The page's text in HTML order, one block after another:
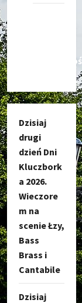
Dzisiaj
drugi
dzień Dni
Kluczbork
a 2026.
Wieczore
m na
scenie Łzy,
Bass
Brass i
Cantabile
Dzisiaj